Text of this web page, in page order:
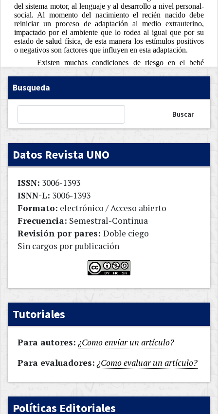
Busqueda
Buscar
Datos Revista UNO
ISSN: 3006-1393
ISNN-L: 3006-1393
Formato: electrónico / Acceso abierto
Frecuencia: Semestral-Continua
Revisión por pares: Doble ciego
Sin cargos por publicación
Tutoriales
Para autores: ¿Como envíar un artículo?
Para evaluadores: ¿Como evaluar un artículo?
Políticas Editoriales